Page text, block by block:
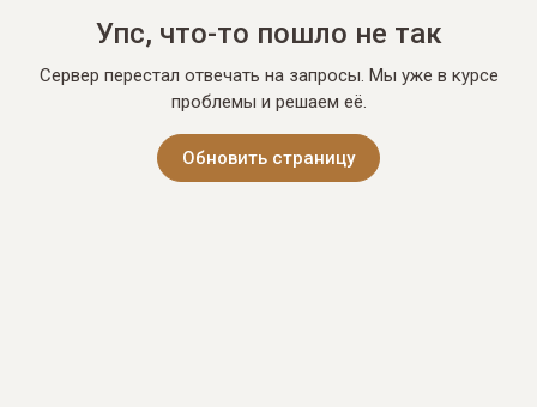
Упс, что-то пошло не так
Сервер перестал отвечать на запросы. Мы уже в курсе
проблемы и решаем её.
Обновить страницу